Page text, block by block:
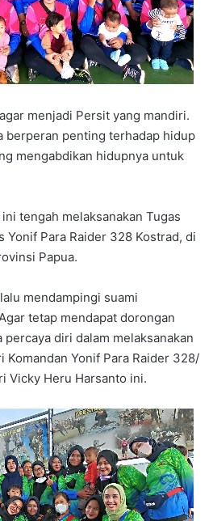
menjadi Persit yang mandiri.
berperan penting terhadap hidup
mengabdikan hidupnya untuk
tengah melaksanakan Tugas
Yonif Para Raider 328 Kostrad, di
Papua.
mendampingi suami
tetap mendapat dorongan
diri dalam melaksanakan
Komandan Yonif Para Raider 328/
Vicky Heru Harsanto ini.